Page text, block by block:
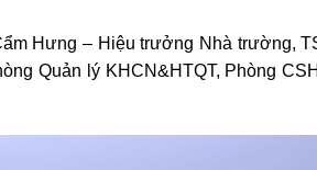
Hưng – Hiệu trưởng Nhà trường,
Quản lý KHCN&HTQT, Phòng